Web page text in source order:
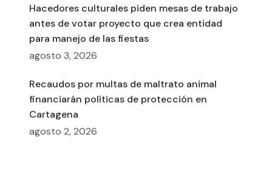
Hacedores culturales piden mesas de trabajo
antes de votar proyecto que crea entidad
para manejo de las fiestas
agosto 3, 2026
Recaudos por multas de maltrato animal
financiarán políticas de protección en
Cartagena
agosto 2, 2026